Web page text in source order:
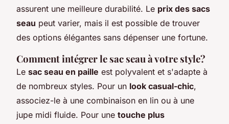
assurent une meilleure durabilité. Le prix des sacs
seau peut varier, mais il est possible de trouver
des options élégantes sans dépenser une fortune.
Comment intégrer le sac seau à votre style?
Le sac seau en paille est polyvalent et s'adapte à
de nombreux styles. Pour un look casual-chic,
associez-le à une combinaison en lin ou à une
jupe midi fluide. Pour une touche plus